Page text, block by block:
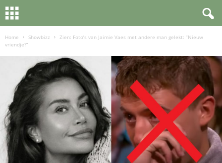
Home Showbizz
Zien: Foto’s van Jaimie Vaes met andere man gelekt: “Nieuw
vriendje?”